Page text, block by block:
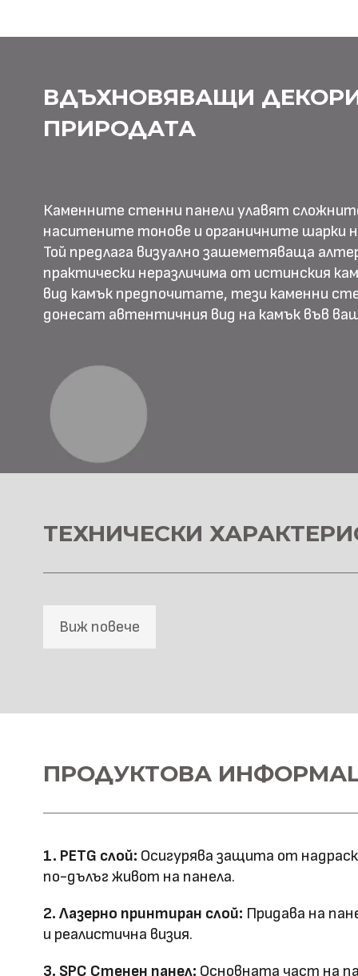
ВДЪХНОВЯВАЩИ
ПРИРОДАТА
Каменните стенни панели улавят
наситените тонове и органичните шарки
Той предлага визуално зашеметяваща
практически неразличима от истинския
вид камък предпочитате, тези каменни
донесат автентичния вид на камък във
ТЕХНИЧЕСКИ
Виж повече
напречно сечение
SPC+PETG
Дебелина: 5
технология
Лазерно принтиране
Оценка за
ПРОДУКТОВА
1. PETG слой: Осигурява защита от
по-дълъг живот на панела.
2. Лазерно принтиран слой: Придава на
и реалистична визия.
3. SPC Стенен панел: Основната част на